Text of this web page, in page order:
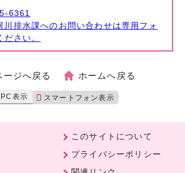
6361
排水課へのお問い合わせは専用フォ
さい。
ージへ戻る ホームへ戻る
PC表示 スマートフォン表示
このサイトについて
プライバシーポリシー